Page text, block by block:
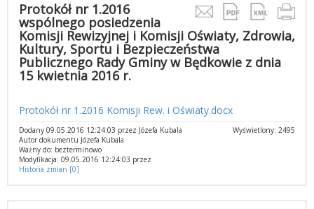
Protokół nr 1.2016
wspólnego posiedzenia
Komisji Rewizyjnej i Komisji Oświaty, Zdrowia,
Kultury, Sportu i Bezpieczeństwa
Publicznego Rady Gminy w Będkowie z dnia
15 kwietnia 2016 r.
Protokół nr 1.2016 Komisji Rew. i Oświaty.docx
Wyświetlony: 2495
Dodany 09.05.2016 12:24:03 przez Józefa Kubala
Autor dokumentu Józefa Kubala
Ważny do: bezterminowo
Modyfikacja: 09.05.2016 12:24:03 przez
Historia zmian [0]